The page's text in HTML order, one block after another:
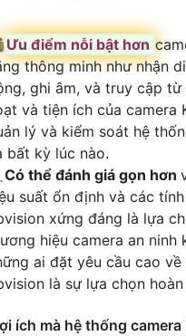
Ưu điểm nỗi bật hơn
thông minh như nhận
ghi âm, và truy cập
và tiện ích của camera
lý và kiểm soát hệ
bất kỳ lúc nào.
Có thể đánh giá gọn hơn
suất ổn định và các
xứng đáng là lựa
hiệu camera an
ai đặt yêu cầu cao
là sự lựa chọn hoàn
ích mà hệ thống